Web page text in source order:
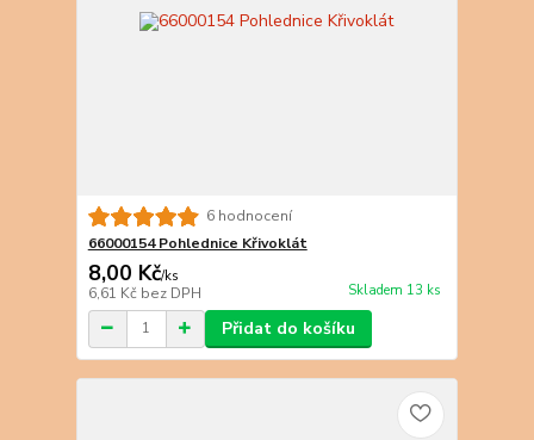
6 hodnocení
66000154 Pohlednice Křivoklát
8,00 Kč/ks
6,61 Kč bez DPH Skladem 13 ks
Přidat do košíku